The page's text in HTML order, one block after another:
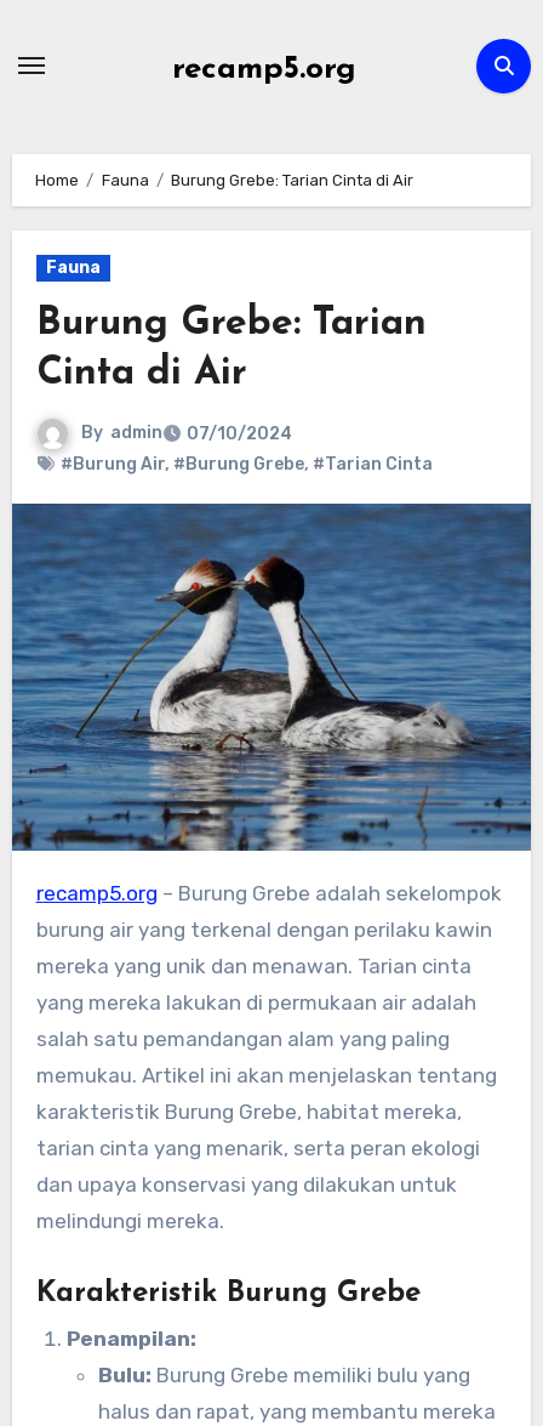
recamp5.org
Home Fauna Burung Grebe: Tarian Cinta di Air
Fauna
Burung Grebe: Tarian
Cinta di Air
By admin
07/10/2024
#Burung Air, #Burung Grebe, #Tarian Cinta
recamp5.org – Burung Grebe adalah sekelompok
burung air yang terkenal dengan perilaku kawin
mereka yang unik dan menawan. Tarian cinta
yang mereka lakukan di permukaan air adalah
salah satu pemandangan alam yang paling
memukau. Artikel ini akan menjelaskan tentang
karakteristik Burung Grebe, habitat mereka,
tarian cinta yang menarik, serta peran ekologi
dan upaya konservasi yang dilakukan untuk
melindungi mereka.
Karakteristik Burung Grebe
Penampilan:
Bulu: Burung Grebe memiliki bulu yang
halus dan rapat, yang membantu mereka